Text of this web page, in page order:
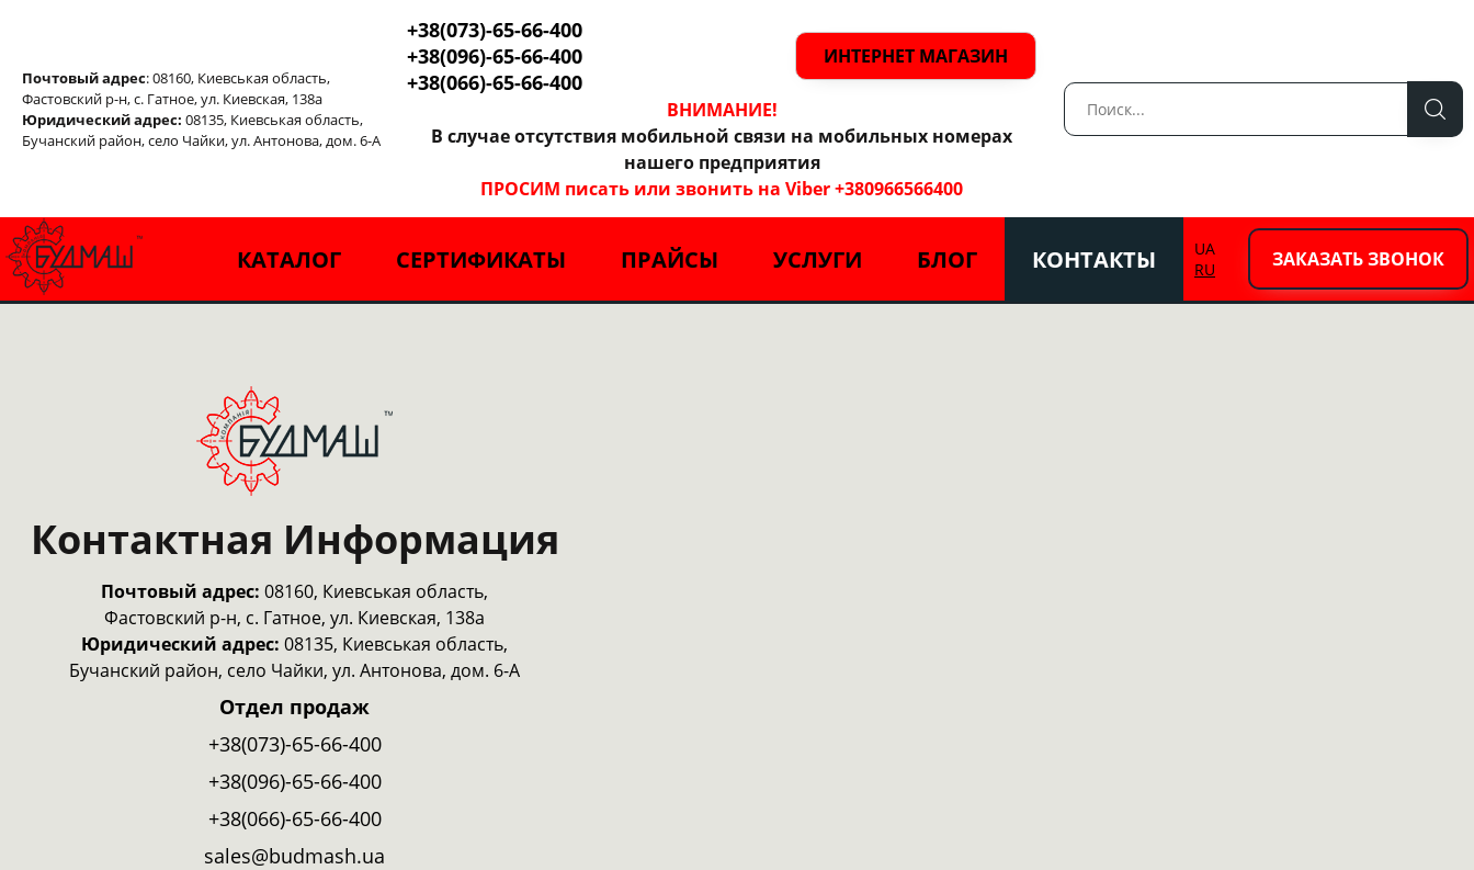
Почтовый адрес: 08160, Киевськая область,
Фастовский р-н, с. Гатное, ул. Киевская, 138а
Юридический адрес: 08135, Киевськая область,
Бучанский район, село Чайки, ул. Антонова, дом. 6-А
+38(073)-65-66-400
+38(096)-65-66-400
+38(066)-65-66-400
ИНТЕРНЕТ МАГАЗИН
ВНИМАНИЕ!
В случае отсутствия мобильной связи на мобильных номерах
нашего предприятия
ПРОСИМ писать или звонить на Viber +380966566400
КАТАЛОГ СЕРТИФИКАТЫ ПРАЙСЫ УСЛУГИ БЛОГ КОНТАКТЫ
UA
RU
ЗАКАЗАТЬ ЗВОНОК
Контактная Информация
Почтовый адрес: 08160, Киевськая область,
Фастовский р-н, с. Гатное, ул. Киевская, 138а
Юридический адрес: 08135, Киевськая область,
Бучанский район, село Чайки, ул. Антонова, дом. 6-А
Отдел продаж
+38(073)-65-66-400
+38(096)-65-66-400
+38(066)-65-66-400
sales@budmash.ua